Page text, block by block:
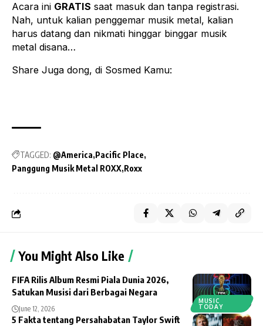
Acara ini GRATIS saat masuk dan tanpa registrasi.
Nah, untuk kalian penggemar musik metal, kalian
harus datang dan nikmati hinggar binggar musik
metal disana…
Share Juga dong, di Sosmed Kamu:
TAGGED: @America Pacific Place
Panggung Musik Metal ROXX Roxx
You Might Also Like
MUSIC
TODAY
FIFA Rilis Album Resmi Piala Dunia 2026,
Satukan Musisi dari Berbagai Negara
June 12, 2026
5 Fakta tentang Persahabatan Taylor Swift